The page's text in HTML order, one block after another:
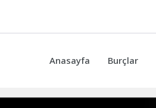
Anasayfa Burçlar